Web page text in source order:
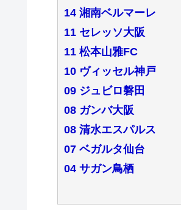
14 湘南ベルマーレ
11 セレッソ大阪
11 松本山雅FC
10 ヴィッセル神戸
09 ジュビロ磐田
08 ガンバ大阪
08 清水エスパルス
07 ベガルタ仙台
04 サガン鳥栖